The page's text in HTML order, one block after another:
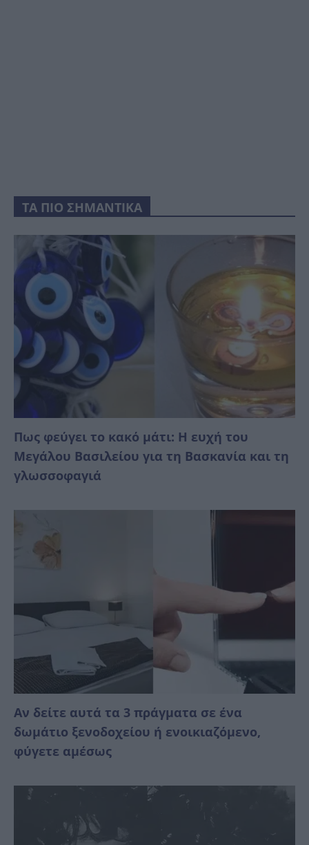
ΤΑ ΠΙΟ ΣΗΜΑΝΤΙΚΑ
Πως φεύγει το κακό μάτι: Η ευχή του
Μεγάλου Βασιλείου για τη Βασκανία και τη
γλωσσοφαγιά
Αν δείτε αυτά τα 3 πράγματα σε ένα
δωμάτιο ξενοδοχείου ή ενοικιαζόμενο,
φύγετε αμέσως